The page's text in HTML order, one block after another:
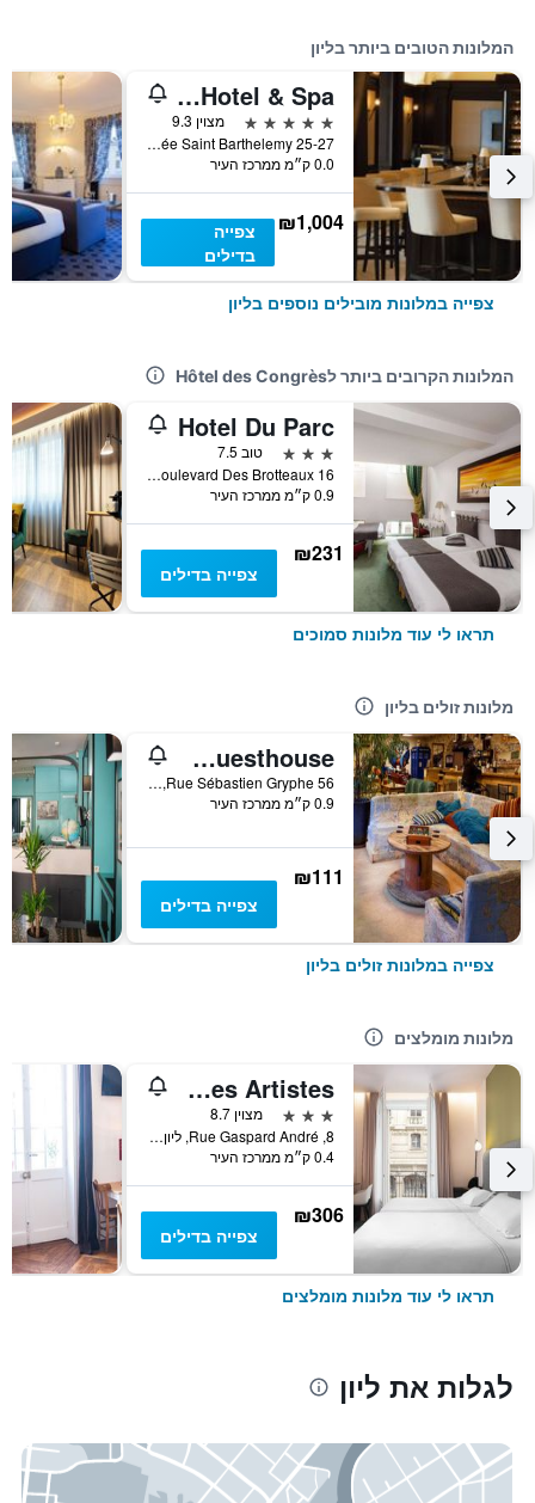
המלונות הטובים ביותר בליון
Villa Florentine, A Beauvallon Hotel & Spa
5 כוכבים
מצוין 9.3
25-27 Montée Saint Barthelemy, ליון, Lyon Metropolis, צרפת
0.0 ק״מ ממרכז העיר
₪1,004
צפייה
בדילים
צפייה במלונות מובילים נוספים בליון
המלונות הקרובים ביותר לHôtel des Congrès
Hotel Du Parc
3 כוכבים
טוב 7.5
16 Boulevard Des Brotteaux, ליון, Lyon Metropolis, צרפת
0.9 ק״מ ממרכז העיר
₪231
צפייה בדילים
תראו לי עוד מלונות סמוכים
מלונות זולים בליון
Le Flâneur Guesthouse
56 Rue Sébastien Gryphe, ליון, Lyon Metropolis, צרפת
0.9 ק״מ ממרכז העיר
₪111
צפייה בדילים
צפייה במלונות זולים בליון
מלונות מומלצים
Hôtel Des Artistes
3 כוכבים
מצוין 8.7
8, Rue Gaspard André, ליון, Lyon Metropolis, צרפת
0.4 ק״מ ממרכז העיר
₪306
צפייה בדילים
תראו לי עוד מלונות מומלצים
לגלות את ליון